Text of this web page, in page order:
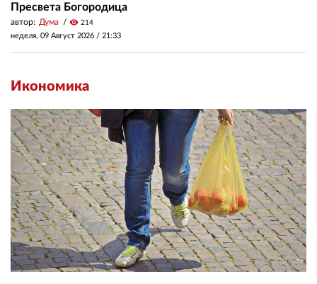
Пресвета Богородица
автор: Дума visibility 214
неделя, 09 Август 2026 / 21:33
Икономика